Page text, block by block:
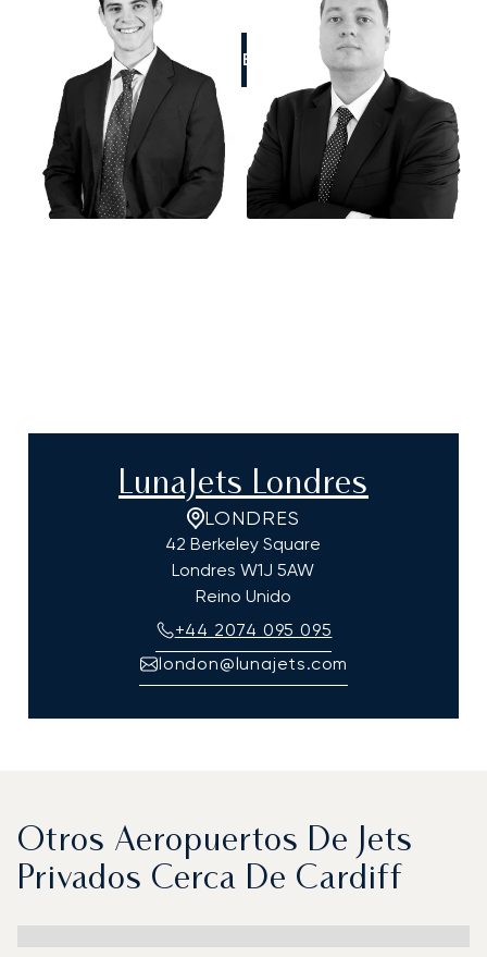
LLÁMENOS
LunaJets Londres
LONDRES
42 Berkeley Square
Londres W1J 5AW
Reino Unido
+44 2074 095 095
london@lunajets.com
Otros Aeropuertos De Jets
Privados Cerca De Cardiff